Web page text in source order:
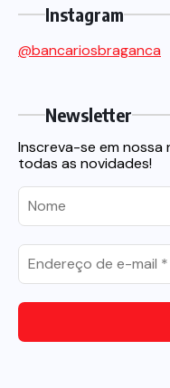
Instagram
@bancariosbraganca
Newsletter
Inscreva-se em
todas as novidades!